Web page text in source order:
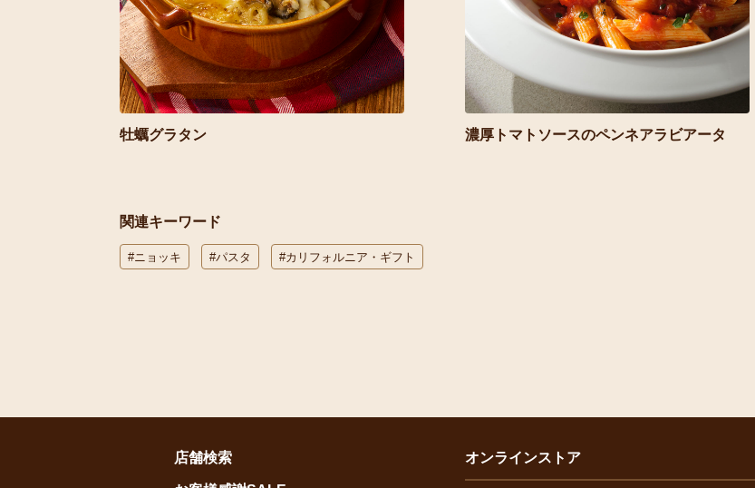
牡蠣グラタン 濃厚トマトソースのペンネアラビアータ
関連キーワード
#ニョッキ #パスタ #カリフォルニア・ギフト
店舗検索 オンラインストア